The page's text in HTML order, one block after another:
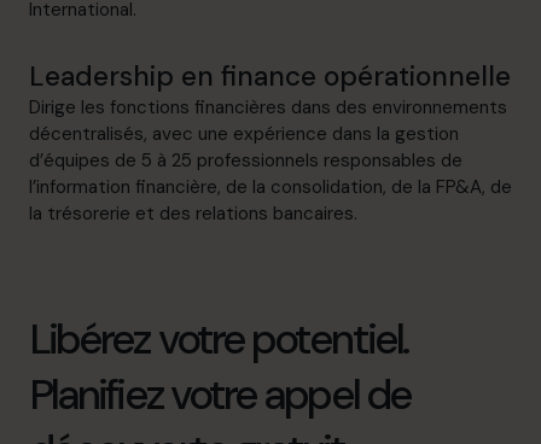
International.
Leadership en finance opérationnelle
Dirige les fonctions financières dans des environnements
décentralisés, avec une expérience dans la gestion
d’équipes de 5 à 25 professionnels responsables de
l’information financière, de la consolidation, de la FP&A, de
la trésorerie et des relations bancaires.
Libérez votre potentiel.
Planifiez votre appel de